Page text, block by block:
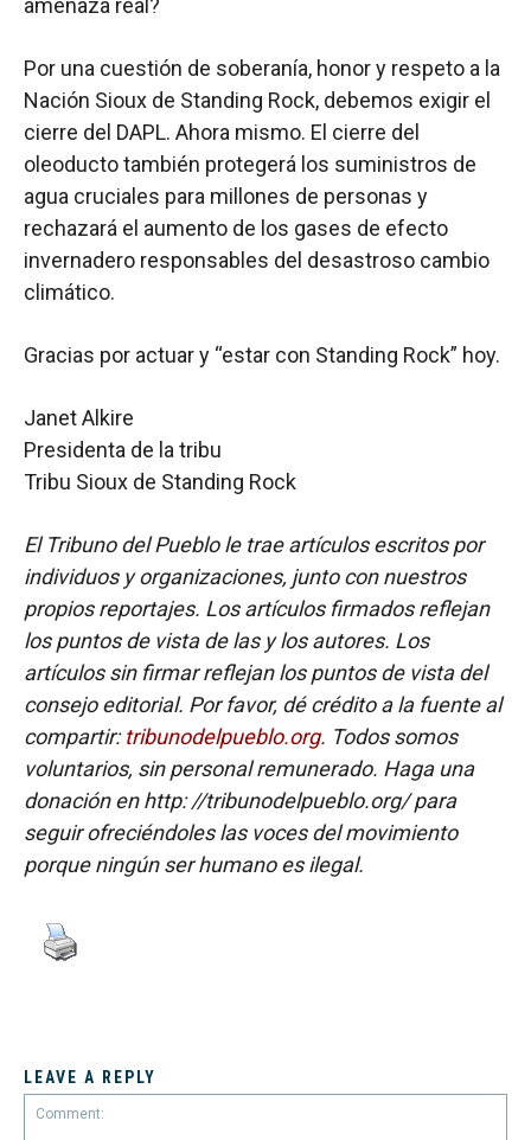
Por una cuestión de soberanía, honor y respeto a la
Nación Sioux de Standing Rock, debemos exigir el
cierre del DAPL. Ahora mismo. El cierre del
oleoducto también protegerá los suministros de
agua cruciales para millones de personas y
rechazará el aumento de los gases de efecto
invernadero responsables del desastroso cambio
climático.
Gracias por actuar y “estar con Standing Rock” hoy.
Janet Alkire
Presidenta de la tribu
Tribu Sioux de Standing Rock
El Tribuno del Pueblo le trae artículos escritos por
individuos y organizaciones, junto con nuestros
propios reportajes. Los artículos firmados reflejan
los puntos de vista de las y los autores. Los
artículos sin firmar reflejan los puntos de vista del
consejo editorial. Por favor, dé crédito a la fuente al
compartir:tribunodelpueblo.org. Todos somos
voluntarios, sin personal remunerado. Haga una
donación en http: //tribunodelpueblo.org/ para
seguir ofreciéndoles las voces del movimiento
porque ningún ser humano es ilegal.
LEAVE A REPLY